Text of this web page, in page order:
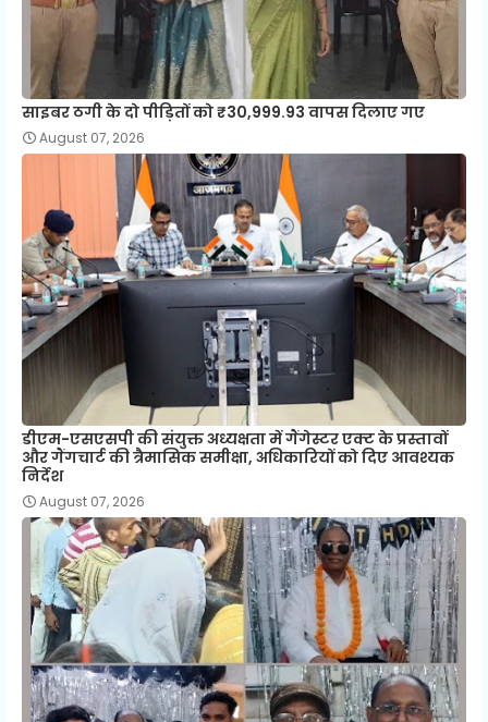
साइबर ठगी के दो पीड़ितों को ₹30,999.93 वापस दिलाए गए
August 07, 2026
डीएम-एसएसपी की संयुक्त अध्यक्षता में गैंगेस्टर एक्ट के प्रस्तावों
और गैंगचार्ट की त्रैमासिक समीक्षा, अधिकारियों को दिए आवश्यक
निर्देश
August 07, 2026